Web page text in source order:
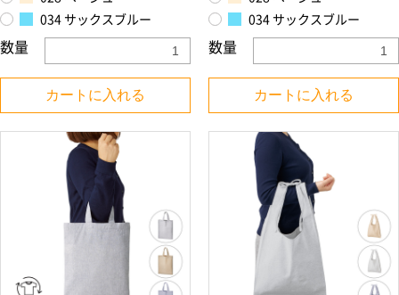
034 サックスブルー
数量
カートに入れる
034 サックスブルー
数量
カートに入れる